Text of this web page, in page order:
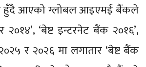
हुँदै आएको ग्लोबल आइएमई बैंकले
‘बेष्ट इन्टरनेट बैंक २०१६’,
र २०२६ मा लगातार ‘बेष्ट बैंक